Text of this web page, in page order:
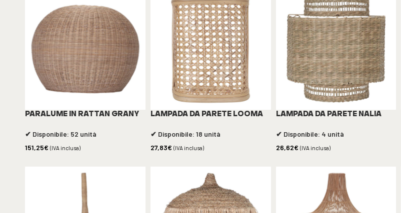
PARALUME IN RATTAN GRANY
✔ Disponibile: 52 unità
151,25€ (IVA inclusa)
LAMPADA DA PARETE LOOMA
✔ Disponibile: 18 unità
27,83€ (IVA inclusa)
LAMPADA DA PARETE NALIA
✔ Disponibile: 4 unità
26,62€ (IVA inclusa)